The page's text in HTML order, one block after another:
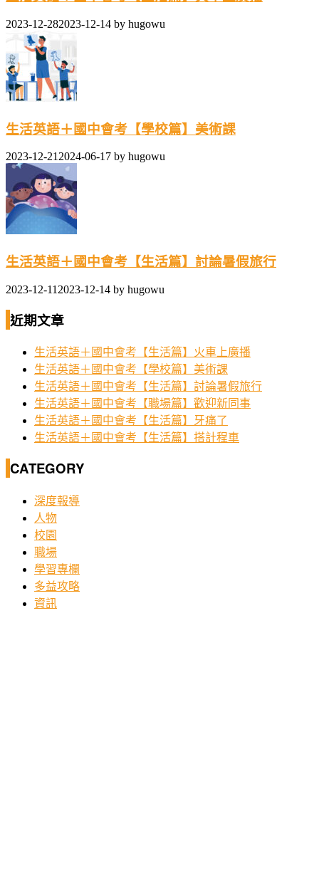
2023-12-282023-12-14 by hugowu
生活英語＋國中會考【學校篇】美術課
2023-12-212024-06-17 by hugowu
生活英語＋國中會考【生活篇】討論暑假旅行
2023-12-11 2023-12-14 by hugowu
近期文章
生活英語＋國中會考【生活篇】火車上廣播
生活英語＋國中會考【學校篇】美術課
生活英語＋國中會考【生活篇】討論暑假旅行
生活英語＋國中會考【職場篇】歡迎新同事
生活英語＋國中會考【生活篇】牙痛了
生活英語＋國中會考【生活篇】搭計程車
CATEGORY
深度報導
人物
校園
職場
學習專欄
多益攻略
資訊